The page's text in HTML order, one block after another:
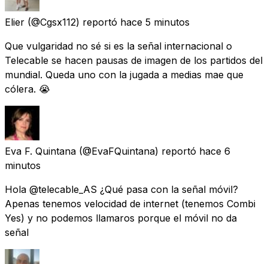
Elier (@Cgsx112) reportó hace 5 minutos
Que vulgaridad no sé si es la señal internacional o
Telecable se hacen pausas de imagen de los partidos del
mundial. Queda uno con la jugada a medias mae que
cólera. 😭
Eva F. Quintana (@EvaFQuintana) reportó hace 6
minutos
Hola @telecable_AS ¿Qué pasa con la señal móvil?
Apenas tenemos velocidad de internet (tenemos Combi
Yes) y no podemos llamaros porque el móvil no da
señal